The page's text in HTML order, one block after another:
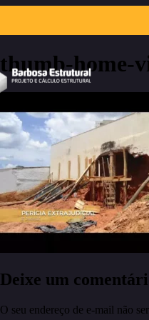
thumb-home-
Deixe um
O seu endereço de e-mail não